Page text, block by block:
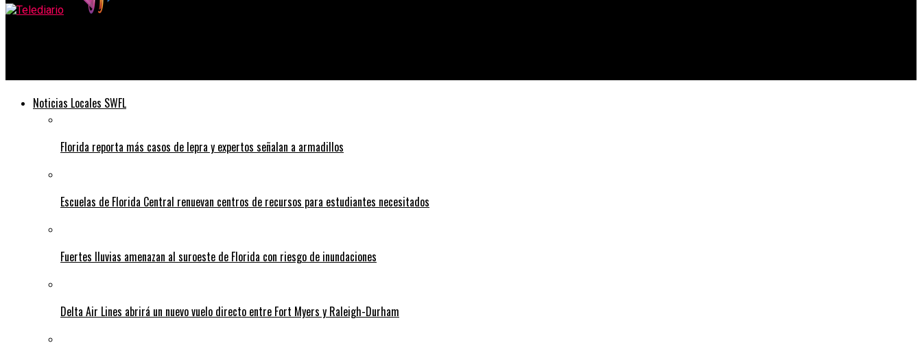
Noticias Locales SWFL
Florida reporta más casos de lepra y expertos señalan a armadillos
Escuelas de Florida Central renuevan centros de recursos para estudiantes necesitados
Fuertes lluvias amenazan al suroeste de Florida con riesgo de inundaciones
Delta Air Lines abrirá un nuevo vuelo directo entre Fort Myers y Raleigh-Durham